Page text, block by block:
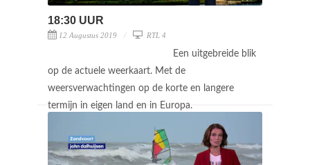
18:30 UUR
12 Augustus 2019 RTL 4
Een uitgebreide blik
op de actuele weerkaart. Met de
weersverwachtingen op de korte en langere
termijn in eigen land en in Europa.